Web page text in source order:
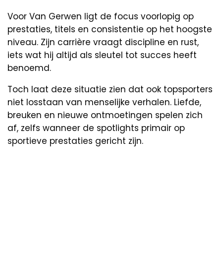
Voor Van Gerwen ligt de focus voorlopig op
prestaties, titels en consistentie op het hoogste
niveau. Zijn carrière vraagt discipline en rust,
iets wat hij altijd als sleutel tot succes heeft
benoemd.
Toch laat deze situatie zien dat ook topsporters
niet losstaan van menselijke verhalen. Liefde,
breuken en nieuwe ontmoetingen spelen zich
af, zelfs wanneer de spotlights primair op
sportieve prestaties gericht zijn.